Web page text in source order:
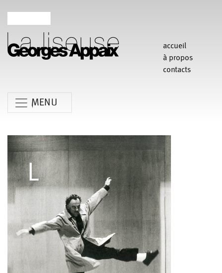
accueil
à propos
contacts
MENU
Agathe Pfauwadel Alessandro Bernardeschi
Anne Koren
Anne Le Batard
Carlotta Sagna Catherine Rees
Chiara Gallerani Christian Rizzo Claudia Triozzi
Eric Houzelot Fabio Barad Federica Tardito
François Bouteau
François Combemorel Françoise Rognerud
Frédéric Vaillant
Georges Appaix